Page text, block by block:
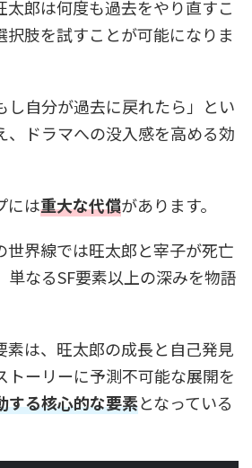
太郎は何度も過去をやり直すこ
択肢を試すことが可能になりま
し自分が過去に戻れたら」とい
、ドラマへの没入感を高める効
には重大な代償があります。
世界線では旺太郎と宰子が死亡
単なるSF要素以上の深みを物語
素は、旺太郎の成長と自己発見
トーリーに予測不可能な展開を
する核心的な要素となっている